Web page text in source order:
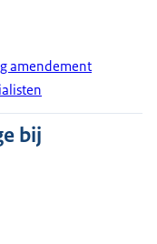
amendement
bij